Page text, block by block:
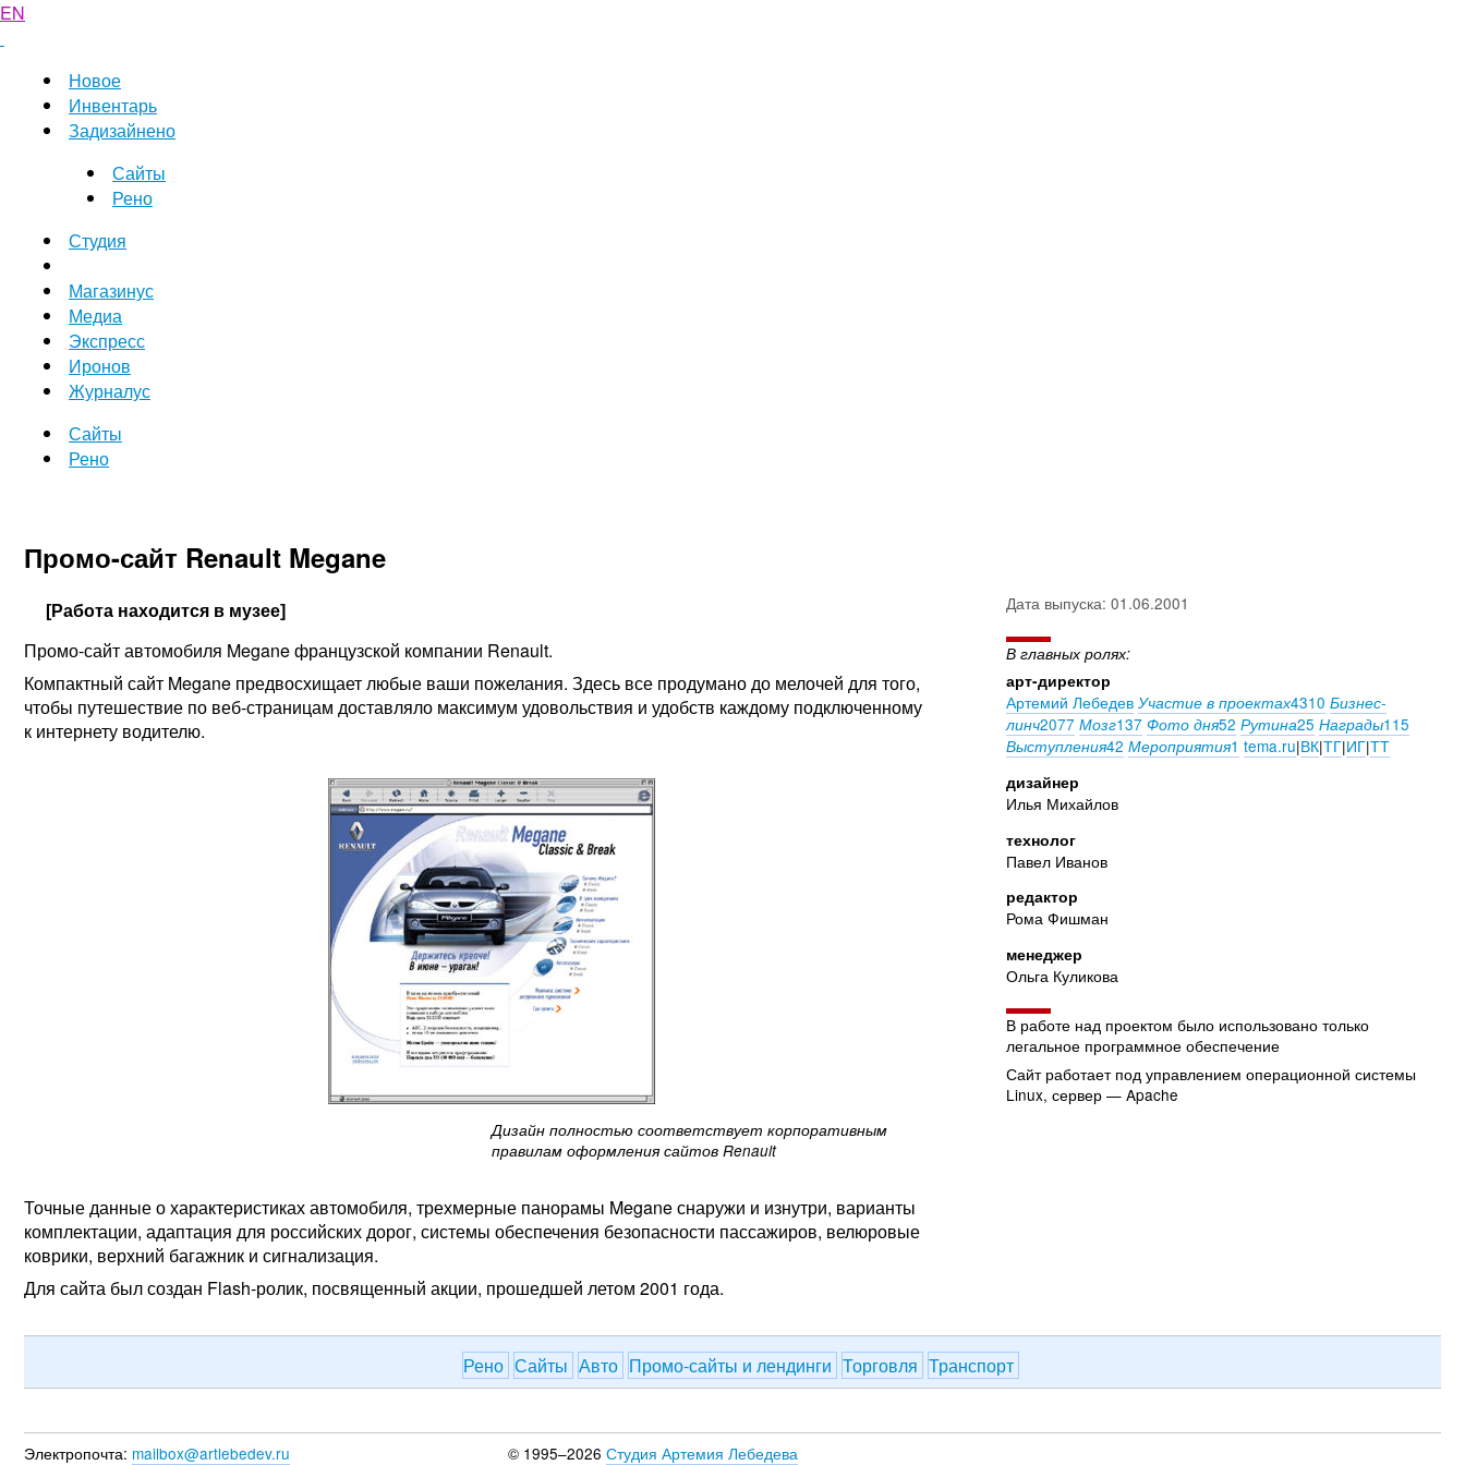
EN
Новое
Инвентарь
Задизайнено
Сайты
Рено
Студия
Магазинус
Медиа
Экспресс
Иронов
Журналус
Сайты
Рено
Промо-сайт Renault Megane
[Работа находится в музее]
Промо-сайт автомобиля Megane французской компании Renault.
Компактный сайт Megane предвосхищает любые ваши пожелания. Здесь все продумано до мелочей для того,
чтобы путешествие по веб-страницам доставляло максимум удовольствия и удобств каждому подключенному
к интернету водителю.
Дизайн полностью соответствует корпоративным
правилам оформления сайтов Renault
Точные данные о характеристиках автомобиля, трехмерные панорамы Megane снаружи и изнутри, варианты
комплектации, адаптация для российских дорог, системы обеспечения безопасности пассажиров, велюровые
коврики, верхний багажник и сигнализация.
Для сайта был создан Flash-ролик, посвященный акции, прошедшей летом 2001 года.
Дата выпуска: 01.06.2001
В главных ролях:
арт-директор
Артемий Лебедев Участие в проектах4310 Бизнес-
линч2077 Мозг137 Фото дня52 Рутина25 Награды115
Выступления42 Мероприятия1 tema.ru|ВК|ТГ|ИГ|ТТ
дизайнер
Илья Михайлов
технолог
Павел Иванов
редактор
Рома Фишман
менеджер
Ольга Куликова
В работе над проектом было использовано только
легальное программное обеспечение
Сайт работает под управлением операционной системы
Linux, сервер — Apache
Рено Сайты Авто Промо-сайты и лендинги Торговля Транспорт
Электропочта: mailbox@artlebedev.ru
© 1995–2026 Студия Артемия Лебедева